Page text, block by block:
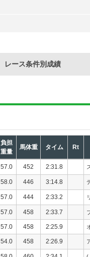
レース条件別成績
負担
重量
馬体重 タイム Rt
57.0 452 2:31.8
58.0 446 3:14.8
57.0 444 2:33.2
57.0 458 2:33.7
57.0 458 2:25.9
54.0 458 2:26.9